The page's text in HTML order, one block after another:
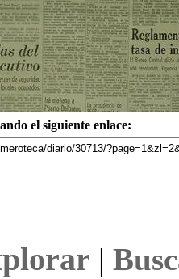
el siguiente enlace:
|